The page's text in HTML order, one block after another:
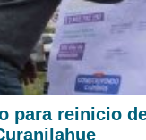
para reinicio